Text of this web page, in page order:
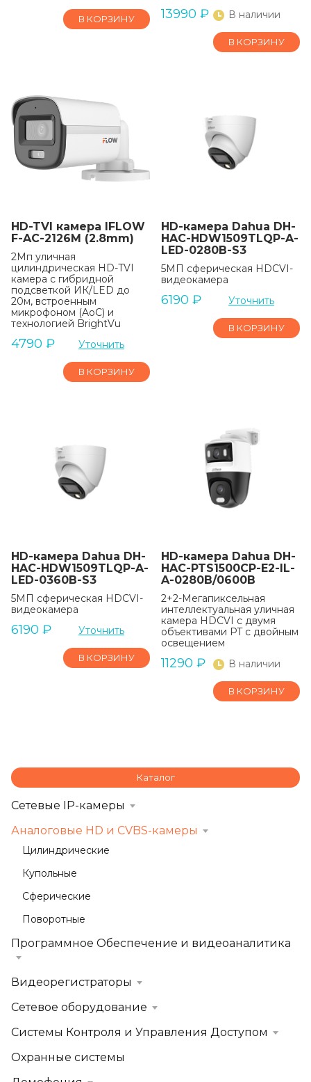
В КОРЗИНУ 13990 ₽ В наличии
В КОРЗИНУ
HD-TVI камера IFLOW
F-AC-2126M (2.8mm)
2Мп уличная
цилиндрическая HD-TVI
камера с гибридной
подсветкой ИК/LED до
20м, встроенным
микрофоном (AoC) и
технологией BrightVu
4790 ₽ Уточнить
В КОРЗИНУ
HD-камера Dahua DH-
HAC-HDW1509TLQP-A-
LED-0280B-S3
5МП сферическая HDCVI-
видеокамера
6190 ₽ Уточнить
В КОРЗИНУ
HD-камера Dahua DH-
HAC-HDW1509TLQP-A-
LED-0360B-S3
5МП сферическая HDCVI-
видеокамера
6190 ₽ Уточнить
В КОРЗИНУ
HD-камера Dahua DH-
HAC-PTS1500CP-E2-IL-
A-0280B/0600B
2+2-Мегапиксельная
интеллектуальная уличная
камера HDCVI с двумя
объективами PT с двойным
освещением
11290 ₽ В наличии
В КОРЗИНУ
Каталог
Сетевые IP-камеры
Аналоговые HD и CVBS-камеры
Цилиндрические
Купольные
Сферические
Поворотные
Программное Обеспечение и видеоаналитика
Видеорегистраторы
Сетевое оборудование
Системы Контроля и Управления Доступом
Охранные системы